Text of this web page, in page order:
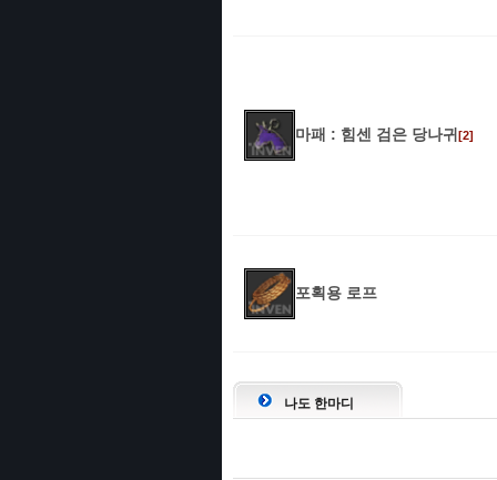
마패 : 힘센 검은 당나귀 [2]
포획용 로프
나도 한마디